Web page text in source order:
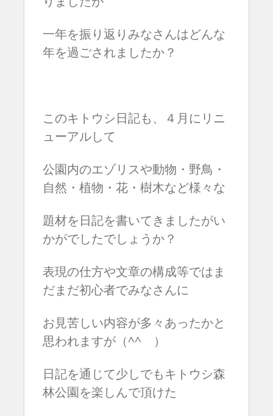
一年を振り返りみなさんはどんな
年を過ごされましたか？
このキトウシ日記も、４月にリニ
ューアルして
公園内のエゾリスや動物・野鳥・
自然・植物・花・樹木など様々な
題材を日記を書いてきましたがい
かがでしたでしょうか？
表現の仕方や文章の構成等ではま
だまだ初心者でみなさんに
お見苦しい内容が多々あったかと
思われますが（^^ゞ）
日記を通じて少しでもキトウシ森
林公園を楽しんで頂けた